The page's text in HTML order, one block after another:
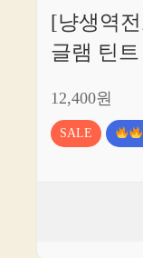
[냥생역
글램 틴
12,400원
SALE